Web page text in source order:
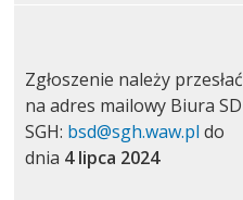
Zgłoszenie należy przesłać
na adres mailowy Biura SD
SGH: bsd@sgh.waw.pl do
dnia 4 lipca 2024